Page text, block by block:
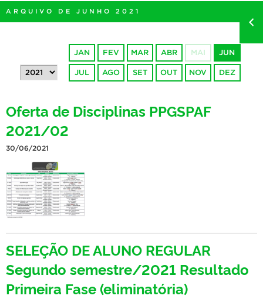
ARQUIVO DE JUNHO 2021
JAN FEV MAR ABR MAI JUN
JUL AGO SET OUT NOV DEZ
Oferta de Disciplinas PPGSPAF
2021/02
30/06/2021
SELEÇÃO DE ALUNO REGULAR
Segundo semestre/2021 Resultado
Primeira Fase (eliminatória)